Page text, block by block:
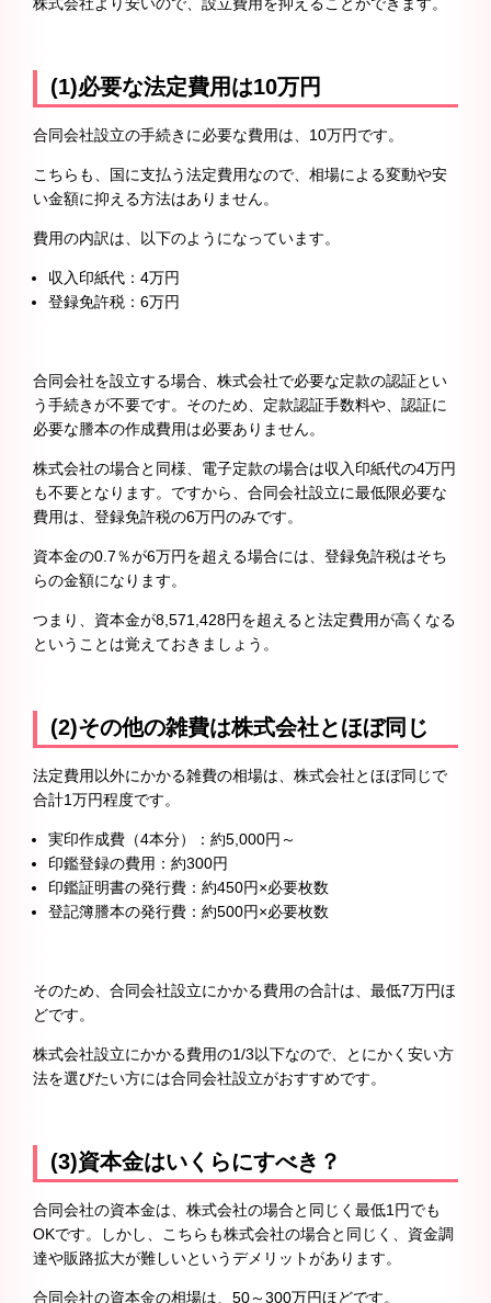
(1)必要な法定費用は10万円
合同会社設立の手続きに必要な費用は、10万円です。
こちらも、国に支払う法定費用なので、相場による変動や安
い金額に抑える方法はありません。
費用の内訳は、以下のようになっています。
収入印紙代：4万円
登録免許税：6万円
合同会社を設立する場合、株式会社で必要な定款の認証とい
う手続きが不要です。そのため、定款認証手数料や、認証に
必要な謄本の作成費用は必要ありません。
株式会社の場合と同様、電子定款の場合は収入印紙代の4万円
も不要となります。ですから、合同会社設立に最低限必要な
費用は、登録免許税の6万円のみです。
資本金の0.7％が6万円を超える場合には、登録免許税はそち
らの金額になります。
つまり、資本金が8,571,428円を超えると法定費用が高くなる
ということは覚えておきましょう。
(2)その他の雑費は株式会社とほぼ同じ
法定費用以外にかかる雑費の相場は、株式会社とほぼ同じで
合計1万円程度です。
実印作成費（4本分）：約5,000円～
印鑑登録の費用：約300円
印鑑証明書の発行費：約450円×必要枚数
登記簿謄本の発行費：約500円×必要枚数
そのため、合同会社設立にかかる費用の合計は、最低7万円ほ
どです。
株式会社設立にかかる費用の1/3以下なので、とにかく安い方
法を選びたい方には合同会社設立がおすすめです。
(3)資本金はいくらにすべき？
合同会社の資本金は、株式会社の場合と同じく最低1円でも
OKです。しかし、こちらも株式会社の場合と同じく、資金調
達や販路拡大が難しいというデメリットがあります。
合同会社の資本金の相場は、50～300万円ほどです。